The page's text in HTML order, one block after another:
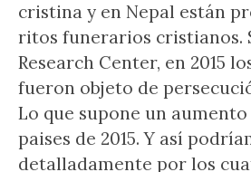
cristina y en Nepal están
ritos funerarios cristianos.
Research Center, en 2015
fueron objeto de
Lo que supone un aumento
paises de 2015. Y así
detalladamente por los